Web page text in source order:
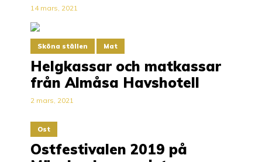
14 mars, 2021
Sköna ställen Mat
Helgkassar och matkassar
från Almåsa Havshotell
2 mars, 2021
Ost
Ostfestivalen 2019 på